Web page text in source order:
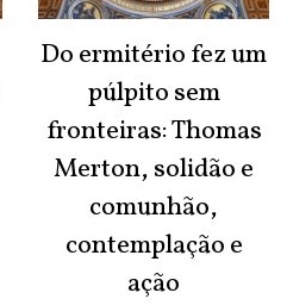
Do ermitério fez um
púlpito sem
fronteiras: Thomas
Merton, solidão e
comunhão,
contemplação e
ação